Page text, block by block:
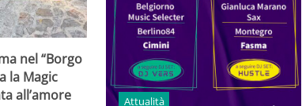
nel “Borgo
la Magic
all’amore
Attualità